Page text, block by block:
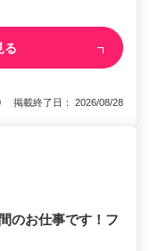
る
掲載終了日： 2026/08/28
のお仕事です！フ